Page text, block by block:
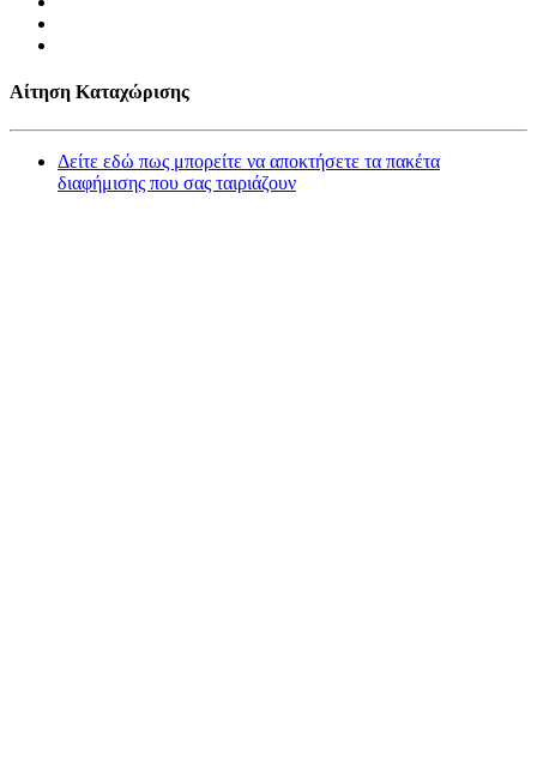
Αίτηση Καταχώρισης
Δείτε εδώ πως μπορείτε να αποκτήσετε τα πακέτα
διαφήμισης που σας ταιριάζουν